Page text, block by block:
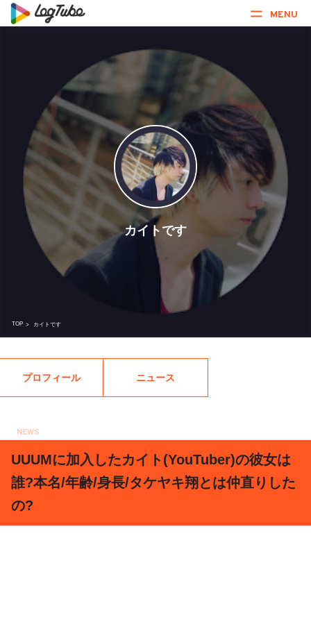
MENU
カイトです
TOP > カイトです
プロフィール ニュース
NEWS
UUUMに加入したカイト(YouTuber)の彼女は
誰?本名/年齢/身長/タケヤキ翔とは仲直りした
の?